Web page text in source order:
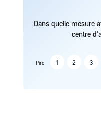
Dans quelle mesure
centre
Pire 1 2 3